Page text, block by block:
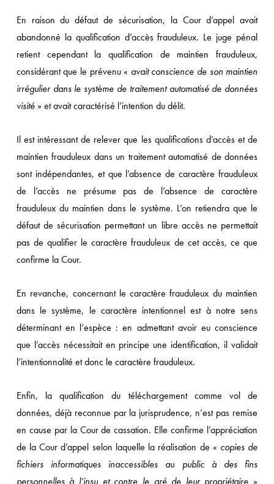
En raison du défaut de sécurisation, la Cour d’appel avait
abandonné la qualification d’accès frauduleux. Le juge pénal
retient cependant la qualification de maintien frauduleux,
considérant que le prévenu « avait conscience de son maintien
irrégulier dans le système de traitement automatisé de données
visité» et avait caractérisé l’intention du délit.
Il est intéressant de relever que les qualifications d’accès et de
maintien frauduleux dans un traitement automatisé de données
sont indépendantes, et que l’absence de caractère frauduleux
de l’accès ne présume pas de l’absence de caractère
frauduleux du maintien dans le système. L’on retiendra que le
défaut de sécurisation permettant un libre accès ne permettait
pas de qualifier le caractère frauduleux de cet accès, ce que
confirme la Cour.
En revanche, concernant le caractère frauduleux du maintien
dans le système, le caractère intentionnel est à notre sens
déterminant en l’espèce : en admettant avoir eu conscience
que l’accès nécessitait en principe une identification, il validait
l’intentionnalité et donc le caractère frauduleux.
Enfin, la qualification du téléchargement comme vol de
données, déjà reconnue par la jurisprudence, n’est pas remise
en cause par la Cour de cassation. Elle confirme l’appréciation
de la Cour d’appel selon laquelle la réalisation de « copies de
fichiers informatiques inaccessibles au public à des fins
personnelles à l’insu et contre le gré de leur propriétaire »